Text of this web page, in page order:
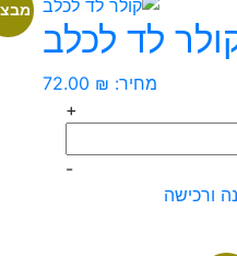
לד לכלב
מחיר: 72.00 ₪
+
-
ורכישה